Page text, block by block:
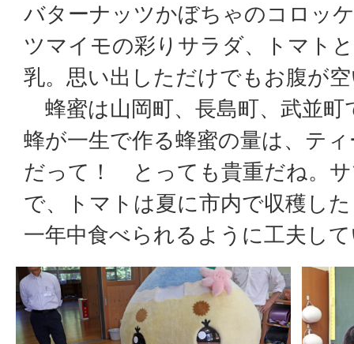
バターナッツかぼちゃのコロッ
ツマイモの彩りサラダ、トマト
乳。思い出しただけでもお腹が
蜂蜜は山岡町、長島町、武並町
蜂が一生で作る蜂蜜の量は、テ
だって！ とっても貴重だね。
で、トマトは夏に市内で収穫し
一年中食べられるように工夫し